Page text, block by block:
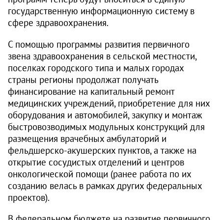
государственную информационную систему в
сфере здравоохранения.
С помощью программы развития первичного
звена здравоохранения в сельской местности,
поселках городского типа и малых городах
страны регионы продолжат получать
финансирование на капитальный ремонт
медицинских учреждений, приобретение для них
оборудования и автомобилей, закупку и монтаж
быстровозводимых модульных конструкций для
размещения врачебных амбулаторий и
фельдшерско-акушерских пунктов, а также на
открытие сосудистых отделений и центров
онкологической помощи (ранее работа по их
созданию велась в рамках других федеральных
проектов).